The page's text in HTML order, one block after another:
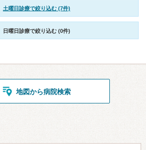
土曜日診療で絞り込む (7件)
日曜日診療で絞り込む (0件)
地図から病院検索